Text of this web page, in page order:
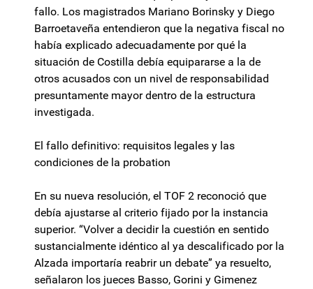
fallo. Los magistrados Mariano Borinsky y Diego
Barroetaveña entendieron que la negativa fiscal no
había explicado adecuadamente por qué la
situación de Costilla debía equipararse a la de
otros acusados con un nivel de responsabilidad
presuntamente mayor dentro de la estructura
investigada.
El fallo definitivo: requisitos legales y las
condiciones de la probation
En su nueva resolución, el TOF 2 reconoció que
debía ajustarse al criterio fijado por la instancia
superior. “Volver a decidir la cuestión en sentido
sustancialmente idéntico al ya descalificado por la
Alzada importaría reabrir un debate” ya resuelto,
señalaron los jueces Basso, Gorini y Gimenez